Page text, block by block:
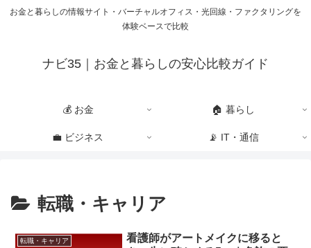
お金と暮らしの情報サイト・バーチャルオフィス・光回線・ファクタリングを
体験ベースで比較
ナビ35｜お金と暮らしの安心比較ガイド
💰 お金 🏠 暮らし
💼 ビジネス 📡 IT・通信
転職・キャリア
転職・キャリア
看護師がアートメイクに移ると